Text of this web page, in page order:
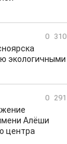
0 310
экологичными
0 291
Алёши
центра